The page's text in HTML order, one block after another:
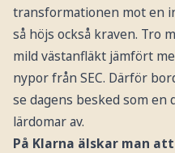
transformationen mot en
så höjs också kraven. Tro
mild västanfläkt jämfört
nypor från SEC. Därför
se dagens besked som en
lärdomar av.
På Klarna älskar man